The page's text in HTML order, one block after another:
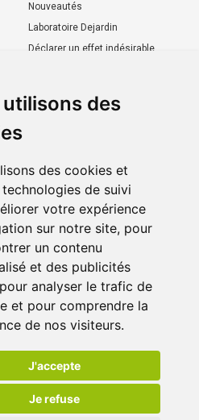
des
des cookies et
de suivi
votre expérience
sur notre site, pour
un contenu
et des publicités
analyser le trafic de
et pour comprendre la
de nos visiteurs.
J'accepte
Je refuse
Nouveautés
Laboratoire Dejardin
Déclarer un effet indésirable
Livraison chez vous
Livraison dans un Point
d’enlèvement
Retrait dans la pharmacie
Retrait en casiers extérieurs